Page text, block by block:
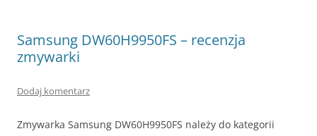
Samsung DW60H9950FS – recenzja
zmywarki
Dodaj komentarz
Zmywarka Samsung DW60H9950FS należy do kategorii